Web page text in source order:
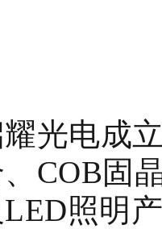
耀光电成
COB固
照明